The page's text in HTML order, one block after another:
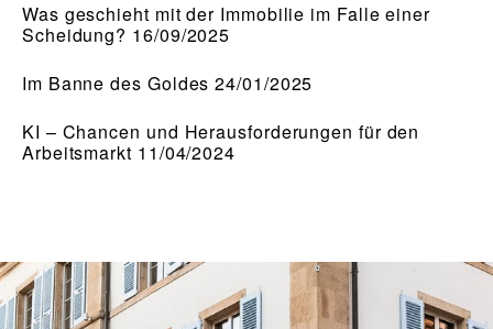
Was geschieht mit der Immobilie im Falle einer
Scheidung? 16/09/2025
Im Banne des Goldes 24/01/2025
KI – Chancen und Herausforderungen für den
Arbeitsmarkt 11/04/2024